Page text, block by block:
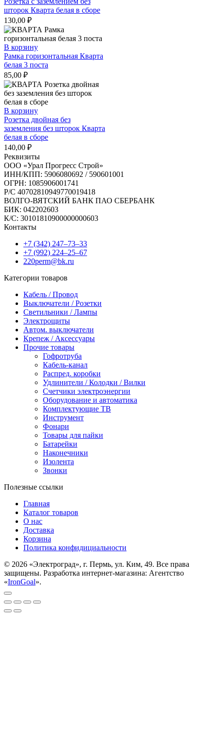
шторок Кварта белая в сборе
130,00 ₽
В корзину
Рамка горизонтальная Кварта
белая 3 поста
85,00 ₽
В корзину
Розетка двойная без
заземления без шторок Кварта
белая в сборе
140,00 ₽
Реквизиты
ООО «Урал Прогресс Строй»
ИНН/КПП: 5906080692 / 590601001
ОГРН: 1085906001741
Р/C 40702810949770019418
ВОЛГО-ВЯТСКИЙ БАНК ПАО СБЕРБАНК
БИК: 042202603
К/С: 30101810900000000603
Контакты
+7 (342) 247‒73‒33
+7 (992) 224‒25‒67
220perm@bk.ru
Категории товаров
Кабель / Провод
Выключатели / Розетки
Светильники / Лампы
Электрощиты
Автом. выключатели
Крепеж / Аксессуары
Прочие товары
Гофротруба
Кабель-канал
Распред. коробки
Удлинители / Колодки / Вилки
Счетчики электроэнергии
Оборудование и автоматика
Комплектующие ТВ
Инструмент
Фонари
Товары для пайки
Батарейки
Наконечники
Изолента
Звонки
Полезные ссылки
Главная
Каталог товаров
О нас
Доставка
Корзина
Политика конфидициальности
© 2026 «Электроград», г. Пермь, ул. Ким, 49. Все права
защищены. Разработка интернет-магазина: Агентство
«IronGoal».